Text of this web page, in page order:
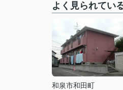
よく見られてい
和泉市和田町